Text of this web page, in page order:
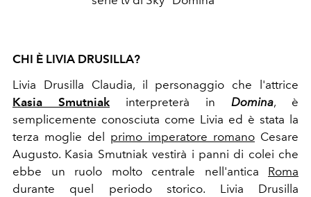
CHI È LIVIA DRUSILLA?
Livia Drusilla Claudia, il personaggio che l'attrice
Kasia Smutniak
interpreterà in Domina, è
semplicemente conosciuta come Livia ed è stata la
terza moglie del primo imperatore romano Cesare
Augusto. Kasia Smutniak vestirà i panni di colei che
ebbe un ruolo molto centrale nell'antica Roma
durante quel periodo storico. Livia Drusilla